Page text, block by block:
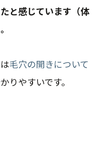
と感じています（体
毛穴の開きについて
りやすいです。